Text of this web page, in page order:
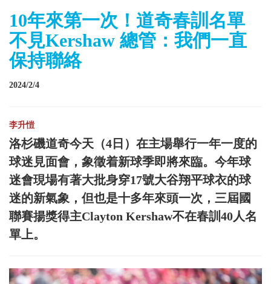
10年來第一次！道奇春訓名單
不見Kershaw 總管：我們一直
保持聯絡
2024/2/4
李升愷
洛杉磯道奇今天（4日）在主場舉行一年一度的
球迷見面會，象徵着新球季即將來臨。今年球
迷會現場有著大批身穿17號大谷翔平球衣的球
迷的新氣象，但也是十多年來頭一次，三屆國
聯賽揚獎得主Clayton Kershaw不在春訓40人名
單上。